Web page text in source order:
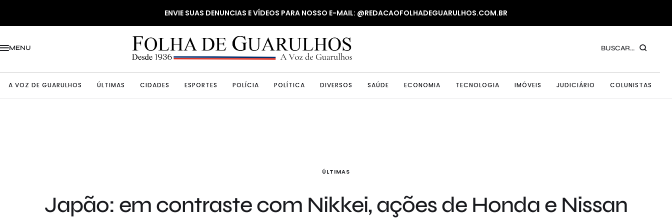
ENVIE SUAS DENUNCIAS E VÍDEOS PARA NOSSO E-MAIL: @REDACAOFOLHADEGUARULHOS.COM.BR
MENU BUSCAR...
A VOZ DE GUARULHOS ÚLTIMAS CIDADES ESPORTES POLÍCIA POLÍTICA DIVERSOS SAÚDE ECONOMIA TECNOLOGIA IMÓVEIS JUDICIÁRIO COLUNISTAS
ÚLTIMAS
Japão: em contraste com Nikkei, ações de Honda e Nissan